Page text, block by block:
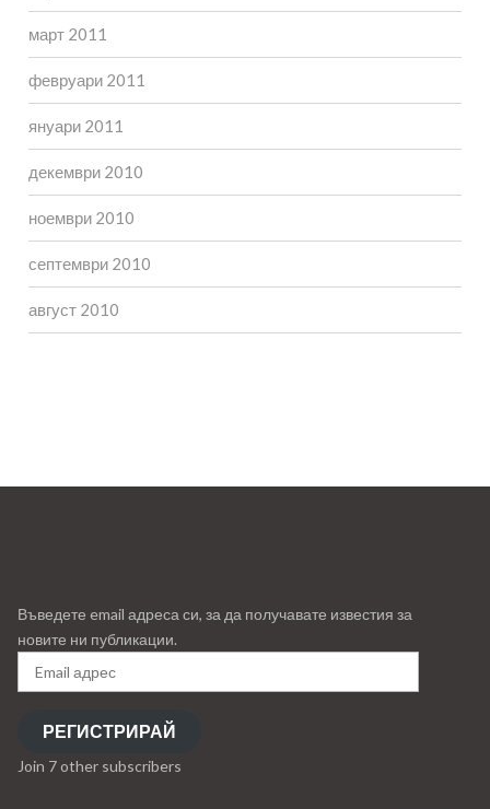
март 2011
февруари 2011
януари 2011
декември 2010
ноември 2010
септември 2010
август 2010
Въведете email адреса си, за да получавате известия за
новите ни публикации.
Email
адрес
РЕГИСТРИРАЙ
Join 7 other subscribers